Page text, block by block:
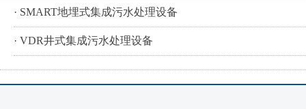
· SMART地埋式集成污水处理设备
· VDR井式集成污水处理设备